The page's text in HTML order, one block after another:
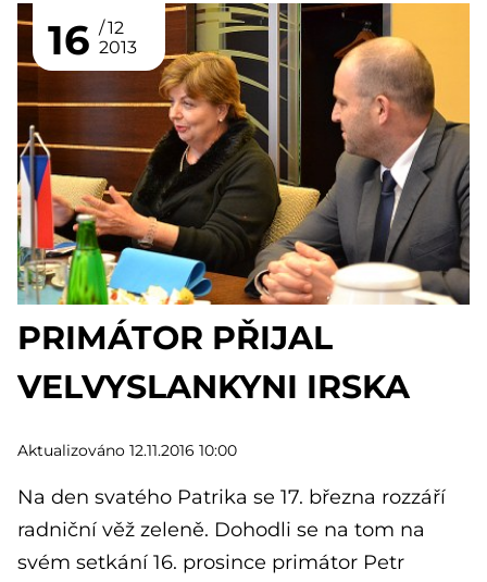
16
12
2013
PRIMÁTOR PŘIJAL
VELVYSLANKYNI IRSKA
Aktualizováno 12.11.2016 10:00
Na den svatého Patrika se 17. března rozzáří
radniční věž zeleně. Dohodli se na tom na
svém setkání 16. prosince primátor Petr